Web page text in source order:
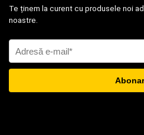
Te ținem la curent cu produsele noi
noastre.